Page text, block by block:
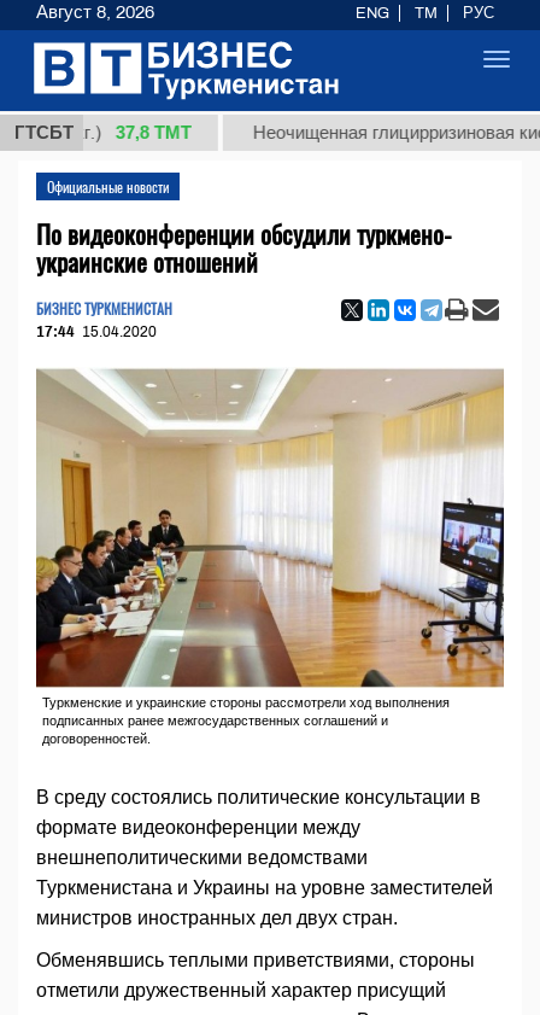
ГТСБТ
(кг.) 37,8 ТМТ Неочищенная глицирризиновая кислота
Официальные новости
По видеоконференции обсудили туркмено-
украинские отношений
БИЗНЕС ТУРКМЕНИСТАН
17:44 15.04.2020
Туркменские и украинские стороны рассмотрели ход выполнения
подписанных ранее межгосударственных соглашений и
договоренностей.
В среду состоялись политические консультации в
формате видеоконференции между
внешнеполитическими ведомствами
Туркменистана и Украины на уровне заместителей
министров иностранных дел двух стран.
Обменявшись теплыми приветствиями, стороны
отметили дружественный характер присущий
Август 8, 2026 ENG TM РУС